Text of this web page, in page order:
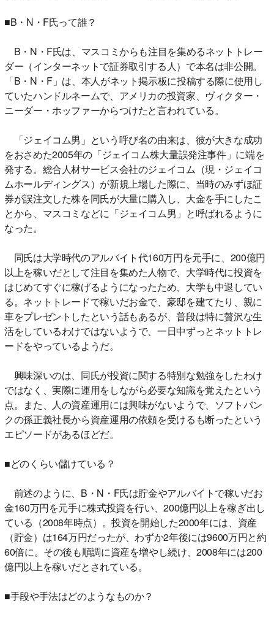
■B・N・F氏って誰？
B・N・F氏は、マスコミからも注目を集めるネットトレー
ダー（インターネットで証券取引する人）で本名は非公開。
「B・N・F」は、本人がネット掲示板に投稿する際に使用し
ていたハンドルネームで、アメリカの投資家、ヴィクター・
ニーダー・ホッファーからつけたと言われている。
「ジェイコム男」という呼び名の由来は、彼が大きな成功
をおさめた2005年の「ジェイコム株大量誤発注事件」に端を
発する。総合人材サービス会社のジェイコム（現・ジェイコ
ムホールディングス）が新規上場した際に、当時のみずほ証
券が誤注文した株を同氏が大量に購入し、大金を手にしたこ
とから、マスコミなどに「ジェイコム男」と呼ばれるように
なった。
同氏は大学時代のアルバイト代160万円を元手に、200億円
以上を稼いだとして注目を集めた人物で、大学時代に投資を
はじめてすぐに稼げるようになったため、大学も中退してい
る。ネットトレードで稼いだお金で、豪邸を建てたり、親に
車をプレゼントしたという話もあるが、普段は特に贅沢な生
活をしているわけではないようで、一日中ずっとネットトレ
ードをやっているようだ。
興味深いのは、同氏が投資に関する特別な勉強をしたわけ
ではなく、実際に運用をしながら必要な知識を覚えたという
点。また、人の資産運用には興味がないようで、ソフトバン
クの孫正義社長から資産運用の依頼を受けるも断ったという
エピソードがあるほどだ。
■どのくらい儲けている？
前述のように、B・N・F氏は貯金やアルバイトで稼いだお
金160万円を元手に株式投資を行い、200億円以上を稼ぎ出し
ている（2008年時点）。投資を開始した2000年には、資産
（貯金）は164万円だったが、わずか2年後には9600万円と約
60倍に。その後も順調に資産を増やし続け、2008年には200
億円以上を稼いだとされている。
■手段や手法はどのようなものか？